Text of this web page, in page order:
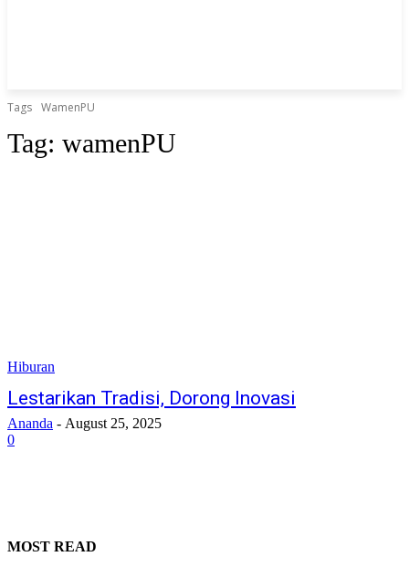
Tags WamenPU
Tag: wamenPU
Hiburan
Lestarikan Tradisi, Dorong Inovasi
Ananda - August 25, 2025
0
MOST READ